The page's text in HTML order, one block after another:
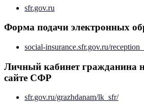
sfr.gov.ru
Форма подачи электронных
social-insurance.sfr.gov.ru/
Личный кабинет гражданина
сайте СФР
sfr.gov.ru/grazhdanam/lk_sfr/